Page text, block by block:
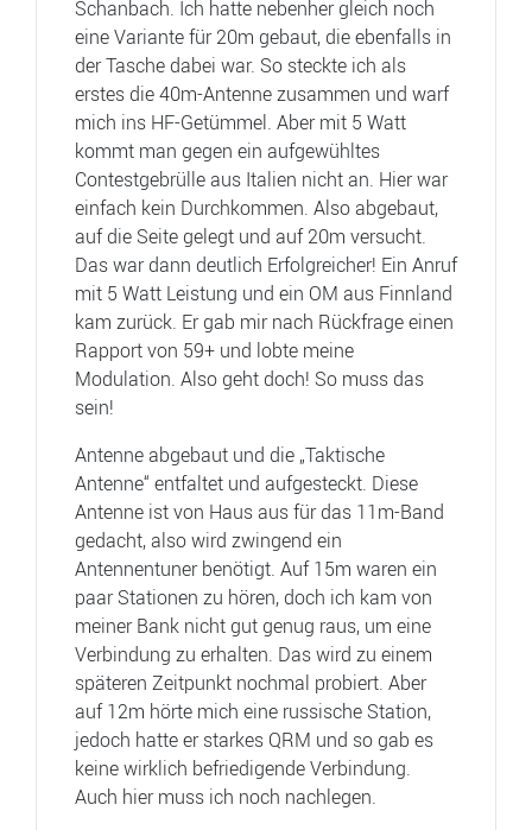
Schanbach. Ich hatte nebenher gleich noch
eine Variante für 20m gebaut, die ebenfalls in
der Tasche dabei war. So steckte ich als
erstes die 40m-Antenne zusammen und warf
mich ins HF-Getümmel. Aber mit 5 Watt
kommt man gegen ein aufgewühltes
Contestgebrülle aus Italien nicht an. Hier war
einfach kein Durchkommen. Also abgebaut,
auf die Seite gelegt und auf 20m versucht.
Das war dann deutlich Erfolgreicher! Ein Anruf
mit 5 Watt Leistung und ein OM aus Finnland
kam zurück. Er gab mir nach Rückfrage einen
Rapport von 59+ und lobte meine
Modulation. Also geht doch! So muss das
sein!
Antenne abgebaut und die „Taktische
Antenne“ entfaltet und aufgesteckt. Diese
Antenne ist von Haus aus für das 11m-Band
gedacht, also wird zwingend ein
Antennentuner benötigt. Auf 15m waren ein
paar Stationen zu hören, doch ich kam von
meiner Bank nicht gut genug raus, um eine
Verbindung zu erhalten. Das wird zu einem
späteren Zeitpunkt nochmal probiert. Aber
auf 12m hörte mich eine russische Station,
jedoch hatte er starkes QRM und so gab es
keine wirklich befriedigende Verbindung.
Auch hier muss ich noch nachlegen.